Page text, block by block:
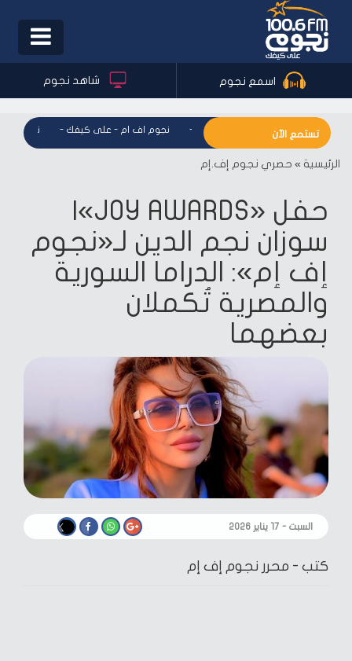
Toggle
اسمع نجوم شاهد نجوم
تستمع الآن - نجوم اف ام - على كيفك -نجوم اف ام - على كيفك نجوم اف
الرئيسية » حصري نجوم إف.إم
حفل «JOY AWARDS»|
سوزان نجم الدين لـ«نجوم
إف إم»: الدراما السورية
والمصرية تُكملان
بعضهما
السبت - ١٧ يناير ٢٠٢٦
كتب - محرر نجوم إف إم